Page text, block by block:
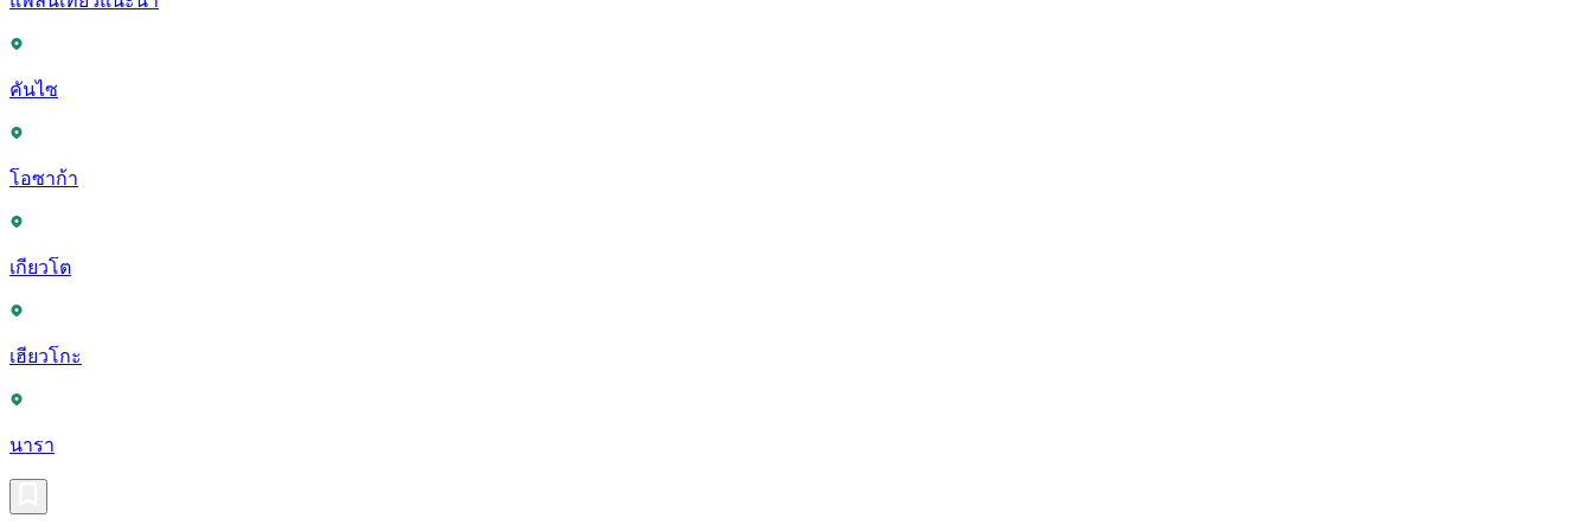
คันไซ
โอซาก้า
เกียวโต
เฮียวโกะ
นารา